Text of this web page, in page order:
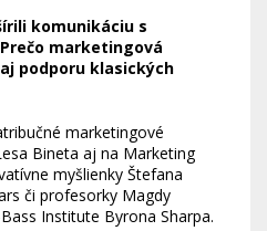
komunikáciu s
marketingová
podporu klasických
marketingové
Bineta aj na Marketing
myšlienky Štefana
či profesorky Magdy
Institute Byrona Sharpa.